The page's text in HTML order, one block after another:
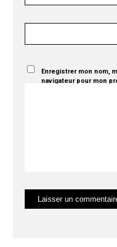
Enregistrer mon nom,
navigateur pour mon